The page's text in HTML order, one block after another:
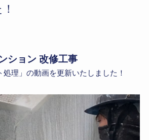
ション 改修工事
理」の動画を更新いたしました！